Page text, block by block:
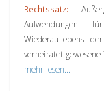
Rechtssatz:
Aufwendungen
Wiederauflebens
verheiratet
mehr lesen...